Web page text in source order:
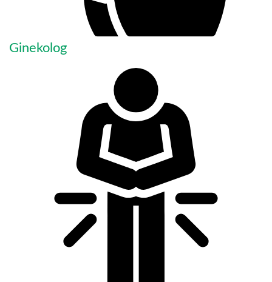
Ginekolog